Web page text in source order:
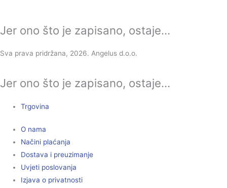
Jer ono što je zapisano, ostaje...
Sva prava pridržana, 2026. Angelus d.o.o.
Jer ono što je zapisano, ostaje...
Trgovina
O nama
Načini plaćanja
Dostava i preuzimanje
Uvjeti poslovanja
Izjava o privatnosti